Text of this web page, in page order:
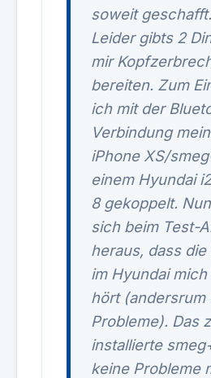
soweit geschafft.
Leider gibts 2
mir
bereiten. Zum
ich mit der
Verbindung
iPhone XS/
einem Hyundai
8 gekoppelt.
sich beim Test-
heraus, dass die
im Hyundai
hört (andersrum
Probleme). Das
installierte
keine Probleme